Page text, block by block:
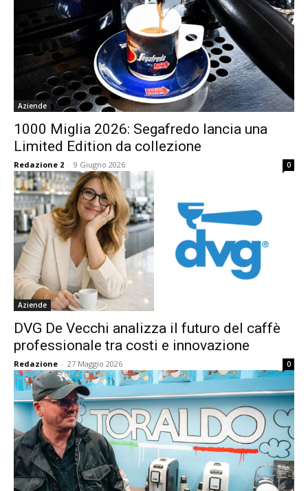
Aziende
1000 Miglia 2026: Segafredo lancia una
Limited Edition da collezione
Redazione 2 - 9 Giugno 2026 0
Aziende
DVG De Vecchi analizza il futuro del caffè
professionale tra costi e innovazione
Redazione - 27 Maggio 2026 0